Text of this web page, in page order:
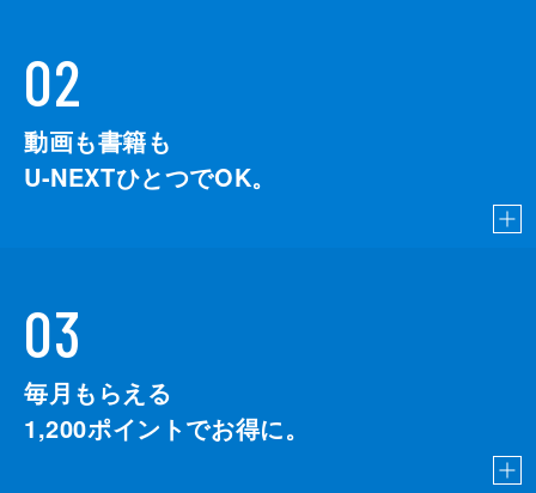
02
動画も書籍も
U-NEXTひとつでOK。
03
毎月もらえる
1,200ポイントでお得に。